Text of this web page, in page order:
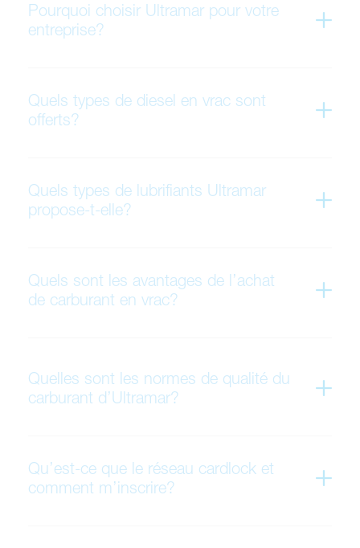
Pourquoi choisir Ultramar pour votre
entreprise?
Quels types de diesel en vrac sont
offerts?
Quels types de lubrifiants Ultramar
propose-t-elle?
Quels sont les avantages de l’achat
de carburant en vrac?
Quelles sont les normes de qualité du
carburant d’Ultramar?
Qu’est-ce que le réseau cardlock et
comment m’inscrire?